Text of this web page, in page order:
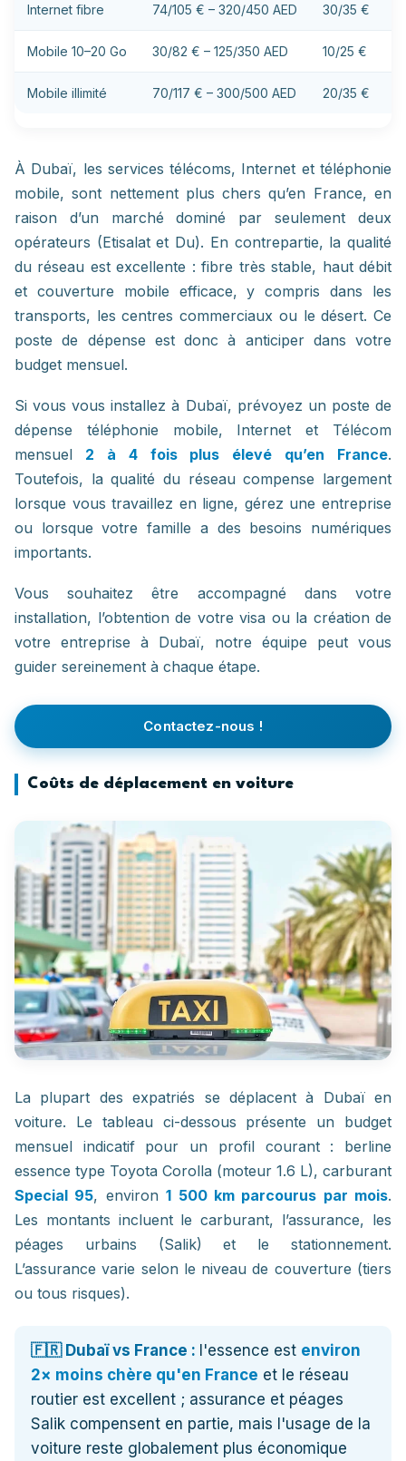
Internet fibre 74/105 € – 320/450 AED 30/35 €
Mobile 10–20 Go 30/82 € – 125/350 AED 10/25 €
Mobile illimité 70/117 € – 300/500 AED 20/35 €
À Dubaï, les services télécoms, Internet et téléphonie
mobile, sont nettement plus chers qu’en France, en
raison d’un marché dominé par seulement deux
opérateurs (Etisalat et Du). En contrepartie, la qualité
du réseau est excellente : fibre très stable, haut débit
et couverture mobile efficace, y compris dans les
transports, les centres commerciaux ou le désert. Ce
poste de dépense est donc à anticiper dans votre
budget mensuel.
Si vous vous installez à Dubaï, prévoyez un poste de
dépense téléphonie mobile, Internet et Télécom
mensuel 2 à 4 fois plus élevé qu’en France.
Toutefois, la qualité du réseau compense largement
lorsque vous travaillez en ligne, gérez une entreprise
ou lorsque votre famille a des besoins numériques
importants.
Vous souhaitez être accompagné dans votre
installation, l’obtention de votre visa ou la création de
votre entreprise à Dubaï, notre équipe peut vous
guider sereinement à chaque étape.
Contactez-nous !
Coûts de déplacement en voiture
La plupart des expatriés se déplacent à Dubaï en
voiture. Le tableau ci-dessous présente un budget
mensuel indicatif pour un profil courant : berline
essence type Toyota Corolla (moteur 1.6 L), carburant
Special 95, environ1 500 km parcourus par mois.
Les montants incluent le carburant, l’assurance, les
péages urbains (Salik) et le stationnement.
L’assurance varie selon le niveau de couverture (tiers
ou tous risques).
🇫🇷 Dubaï vs France : l'essence est environ
2× moins chère qu'en France et le réseau
routier est excellent ; assurance et péages
Salik compensent en partie, mais l'usage de la
voiture reste globalement plus économique